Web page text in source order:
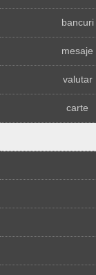
bancuri
mesaje
valutar
carte